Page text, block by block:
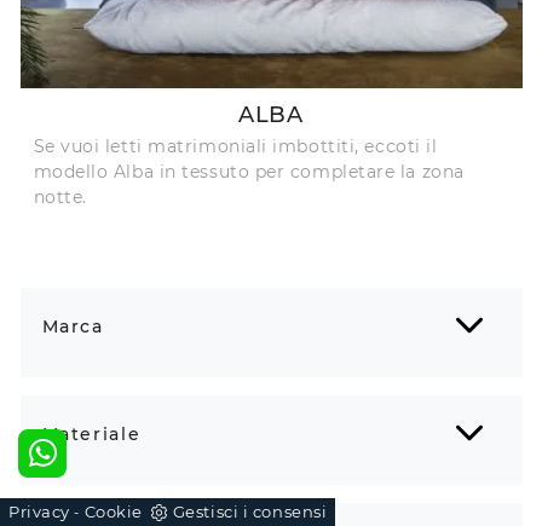
Marca
Materiale
ALBA
Se vuoi letti matrimoniali imbottiti, eccoti il
modello Alba in tessuto per completare la zona
notte.
Privacy - Cookie Gestisci i consensi